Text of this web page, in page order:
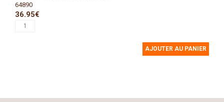
64890
36.95€
AJOUTER AU PANIER